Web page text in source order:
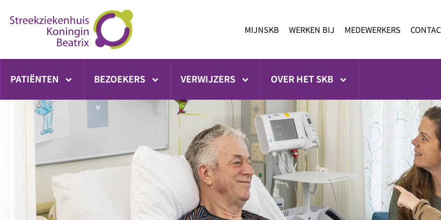
direct
MIJNSKB WERKEN BIJ MEDEWERKERS
PATIËNTEN BEZOEKERS VERWIJZERS OVER HET SKB